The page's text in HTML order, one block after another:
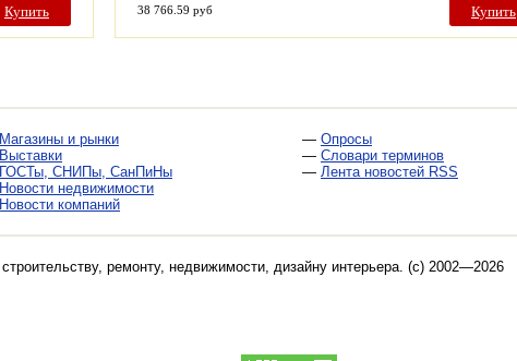
Купить 38 766.59 руб Купить
Магазины и рынки
Выставки
ГОСТы, СНИПы, СанПиНы
Новости недвижимости
Новости компаний
— Опросы
— Словари терминов
— Лента новостей RSS
строительству, ремонту, недвижимости, дизайну интерьера. (c) 2002—2026